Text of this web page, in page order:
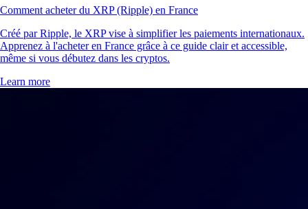
Comment acheter du XRP (Ripple) en France
Créé par Ripple, le XRP vise à simplifier les paiements internationaux.
Apprenez à l'acheter en France grâce à ce guide clair et accessible,
même si vous débutez dans les cryptos.
Learn more